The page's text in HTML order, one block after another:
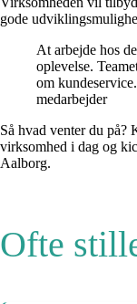
gode
At arbejde hos
oplevelse.
om
medarbejder
Så hvad venter du på?
virksomhed i dag og
Aalborg.
Ofte